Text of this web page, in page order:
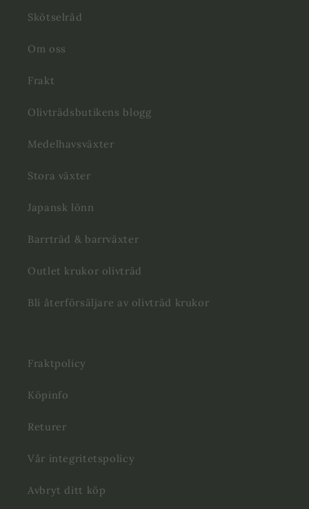
Skötselråd
Om oss
Frakt
Olivträdsbutikens blogg
Medelhavsväxter
Stora växter
Japansk lönn
Barrträd & barrväxter
Outlet krukor olivträd
Bli återförsäljare av olivträd krukor
Fraktpolicy
Köpinfo
Returer
Vår integritetspolicy
Avbryt ditt köp